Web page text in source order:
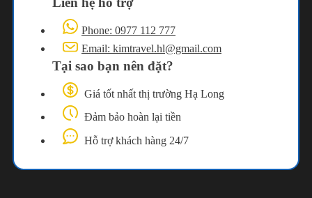
Phone: 0977 112 777
Email: kimtravel.hl@gmail.com
Tại sao bạn nên đặt?
Giá tốt nhất thị trường Hạ Long
Đảm bảo hoàn lại tiền
Hỗ trợ khách hàng 24/7